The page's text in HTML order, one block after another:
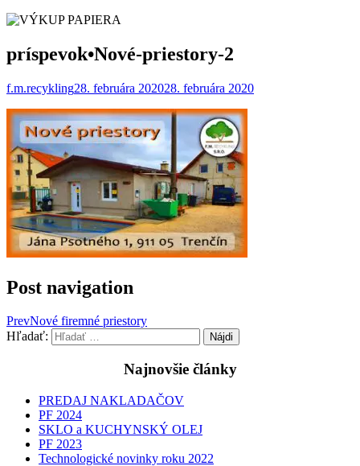
príspevok•Nové-priestory-2
f.m.recykling28. februára 202028. februára 2020
Post navigation
PrevNové firemné priestory
Hľadať:
Najnovšie články
PREDAJ NAKLADAČOV
PF 2024
SKLO a KUCHYNSKÝ OLEJ
PF 2023
Technologické novinky roku 2022